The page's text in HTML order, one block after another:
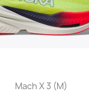
Mach X 3 (M)